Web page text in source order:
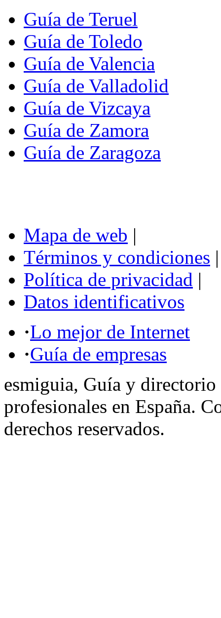
Guía de Teruel
Guía de Toledo
Guía de Valencia
Guía de Valladolid
Guía de Vizcaya
Guía de Zamora
Guía de Zaragoza
Mapa de web |
Términos y condiciones |
Política de privacidad |
Datos identificativos
·Lo mejor de Internet
·Guía de empresas
esmiguia, Guía y directorio
profesionales en España.
derechos reservados.